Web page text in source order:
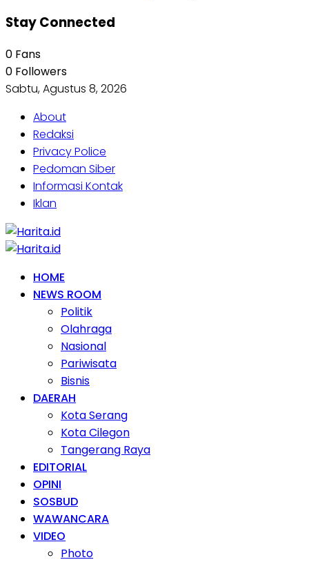
Stay Connected
0 Fans
0 Followers
Sabtu, Agustus 8, 2026
About
Redaksi
Privacy Police
Pedoman Siber
Informasi Kontak
Iklan
HOME
NEWS ROOM
Politik
Olahraga
Nasional
Pariwisata
Bisnis
DAERAH
Kota Serang
Kota Cilegon
Tangerang Raya
EDITORIAL
OPINI
SOSBUD
WAWANCARA
VIDEO
Photo